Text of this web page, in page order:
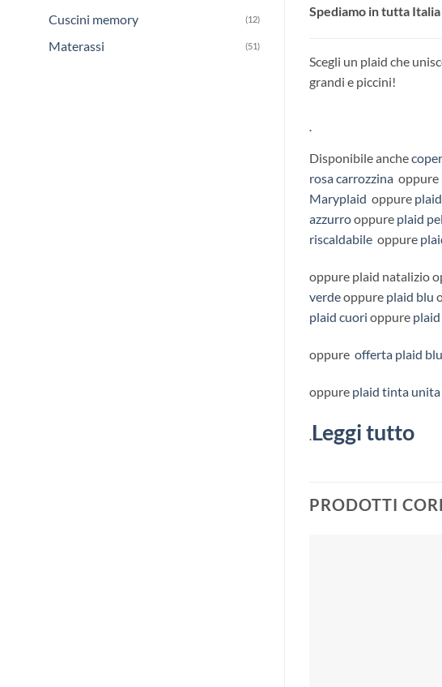
Cuscini memory (12)
Materassi (51)
Spediamo in tutta Italia
Scegli un plaid che
grandi e piccini!
.
Disponibile anche
rosa carrozzina oppure
Maryplaid oppure
azzurrooppure plaid
riscaldabile oppure
oppure plaid natalizio
verdeoppure plaid blu
plaid cuori oppure
oppure offerta plaid blu
oppure plaid tinta
.Leggi tutto
PRODOTTI